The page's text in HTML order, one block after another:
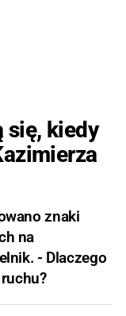
się, kiedy
znaki
na
- Dlaczego